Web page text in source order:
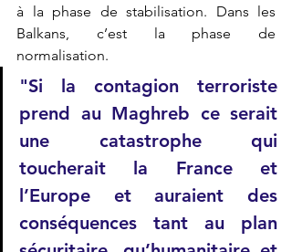
à la phase de stabilisation. Dans les
Balkans, c’est la phase de
normalisation.
"Si la contagion terroriste
prend au Maghreb ce serait
une catastrophe qui
toucherait la France et
l’Europe et auraient des
conséquences tant au plan